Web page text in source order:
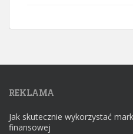
REKLAMA
Jak skutecznie wykorzystać
finansowej